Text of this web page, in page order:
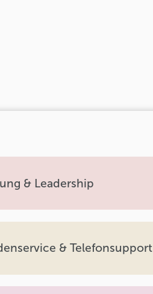
& Leadership
& Telefonsupport